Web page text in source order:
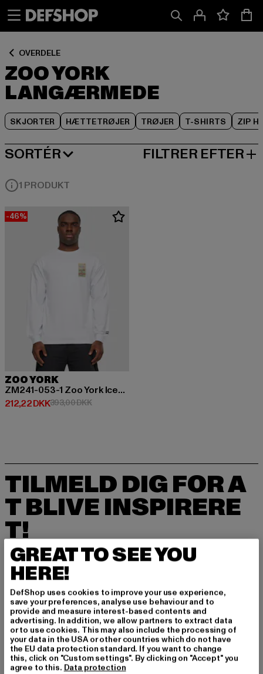
OVERDELE
ZOO YORK
LANGÆRMEDE
SKJORTER HÆTTETRØJER TRØJER T-SHIRTS ZIP
SORTÉR
MEST POPULÆRE FILTRER EFTER
1 PRODUKT
-46%
ZOO YORK
ZM241-053-1 Zoo York Icecream Longsleeve
212,22 DKK
Nuværende pris: 212,22 DKK
393,00 DKKKampagnepris: 393,00 DKK
TILMELD DIG FOR A
T BLIVE INSPIRERE
T!
Tilmeld dig vores nyhedsbrev her og modtag f
remtidige oplysninger om aktuelle trends, tilbu
d og kuponer fra DefShop via e-mail!
Hvilke produkter er du interesseret i?
MÆND
KVINDER
GREAT TO SEE YOU
HERE!
DefShop uses cookies to improve your use experience,
save your preferences, analyse use behaviour and to
provide and measure interest-based contents and
advertising. In addition, we allow partners to extract data
or to use cookies. This may also include the processing of
your data in the USA or other countries which do not have
the EU data protection standard. If you want to change
this, click on "Custom settings". By clicking on "Accept" you
agree to this. Data protection